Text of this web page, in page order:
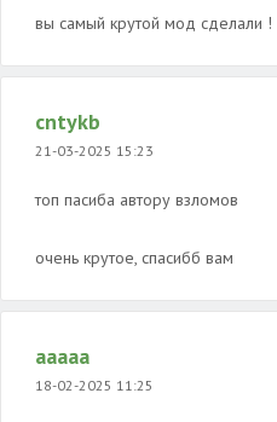
вы самый крутой мод сделали !
cntykb
21-03-2025 15:23
топ пасиба автору взломов
очень крутое, спасибб вам
ааааа
18-02-2025 11:25